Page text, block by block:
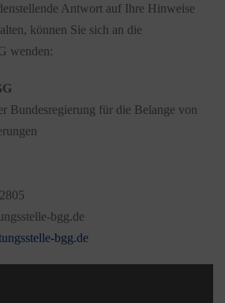
Antwort auf Ihre Hinweise
können Sie sich an die
wenden:
Bundesregierung für die Belange von
bgg.de
bgg.de